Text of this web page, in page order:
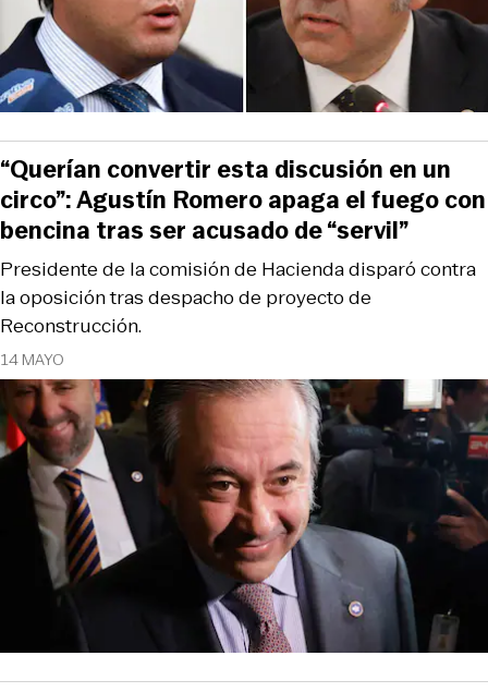
14 MAYO
Presidente de la comisión de Hacienda disparó contra
la oposición tras despacho de proyecto de
Reconstrucción.
“Querían convertir esta discusión en un
circo”: Agustín Romero apaga el fuego con
bencina tras ser acusado de “servil”